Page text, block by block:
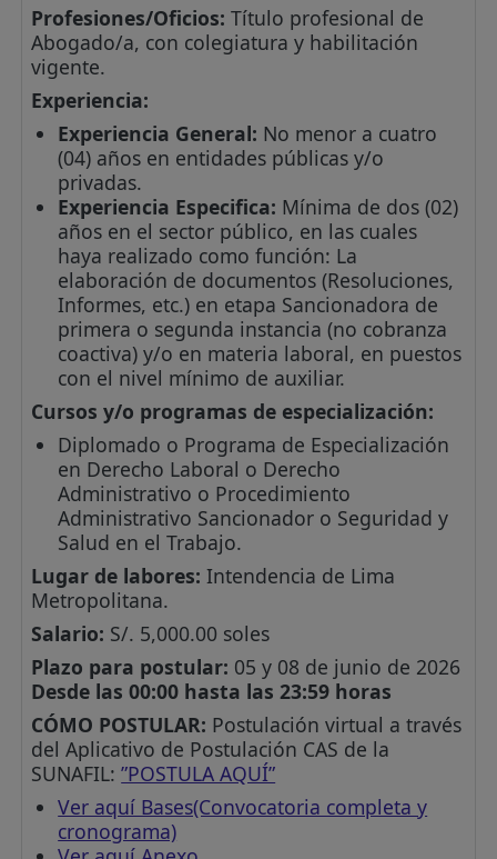
Profesiones/Oficios: Título profesional de
Abogado/a, con colegiatura y habilitación
vigente.
Experiencia:
Experiencia General: No menor a cuatro
(04) años en entidades públicas y/o
privadas.
Experiencia Especifica: Mínima de dos (02)
años en el sector público, en las cuales
haya realizado como función: La
elaboración de documentos (Resoluciones,
Informes, etc.) en etapa Sancionadora de
primera o segunda instancia (no cobranza
coactiva) y/o en materia laboral, en puestos
con el nivel mínimo de auxiliar.
Cursos y/o programas de especialización:
Diplomado o Programa de Especialización
en Derecho Laboral o Derecho
Administrativo o Procedimiento
Administrativo Sancionador o Seguridad y
Salud en el Trabajo.
Lugar de labores: Intendencia de Lima
Metropolitana.
Salario: S/. 5,000.00 soles
Plazo para postular: 05 y 08 de junio de 2026
Desde las 00:00 hasta las 23:59 horas
CÓMO POSTULAR: Postulación virtual a través
del Aplicativo de Postulación CAS de la
SUNAFIL:”POSTULA AQUÍ”
Ver aquí Bases(Convocatoria completa y
cronograma)